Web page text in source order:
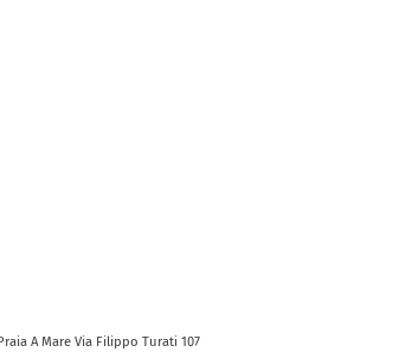
A Mare Via Filippo Turati 107